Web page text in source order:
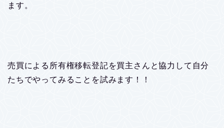
ます。
売買による所有権移転登記を買主さんと協力して自分
たちでやってみることを試みます！！